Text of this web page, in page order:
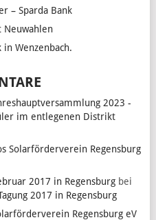
– Sparda Bank
Neuwahlen
Wenzenbach.
2023 -
im entlegenen Distrikt
Solarförderverein Regensburg
2017 in Regensburgbei
2017 in Regensburg
Regensburg eV